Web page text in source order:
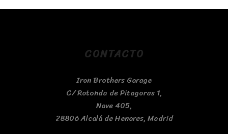
CONTACTO
Iron Brothers Garage
C/ Rotonda de Pitagoras 1,
Nave 405,
28806 Alcalá de Henares, Madrid